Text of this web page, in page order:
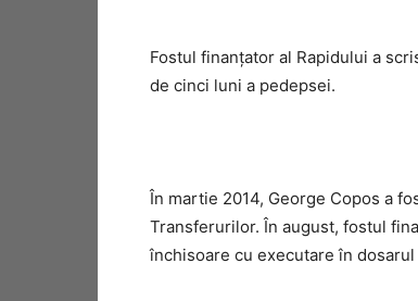
Fostul finanţator al Rapidului a
de cinci luni a pedepsei.
În martie 2014, George Copos a
Transferurilor. În august, fostul
închisoare cu executare în dosarul